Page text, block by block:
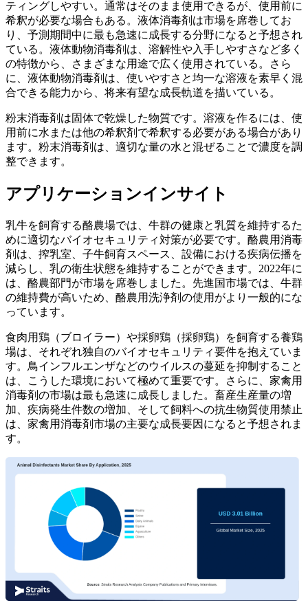
ティングしやすい。通常はそのまま使用できるが、使用前に
希釈が必要な場合もある。液体消毒剤は市場を席巻してお
り、予測期間中に最も急速に成長する分野になると予想され
ている。液体動物消毒剤は、溶解性や入手しやすさなど多く
の特徴から、さまざまな用途で広く使用されている。さら
に、液体動物消毒剤は、使いやすさと均一な溶液を素早く混
合できる能力から、将来有望な成長軌道を描いている。
粉末消毒剤は固体で乾燥した物質です。溶液を作るには、使
用前に水または他の希釈剤で希釈する必要がある場合があり
ます。粉末消毒剤は、適切な量の水と混ぜることで濃度を調
整できます。
アプリケーションインサイト
乳牛を飼育する酪農場では、牛群の健康と乳質を維持するた
めに適切なバイオセキュリティ対策が必要です。酪農用消毒
剤は、搾乳室、子牛飼育スペース、設備における疾病伝播を
減らし、乳の衛生状態を維持することができます。2022年に
は、酪農部門が市場を席巻しました。先進国市場では、牛群
の維持費が高いため、酪農用洗浄剤の使用がより一般的にな
っています。
食肉用鶏（ブロイラー）や採卵鶏（採卵鶏）を飼育する養鶏
場は、それぞれ独自のバイオセキュリティ要件を抱えていま
す。鳥インフルエンザなどのウイルスの蔓延を抑制すること
は、こうした環境において極めて重要です。さらに、家禽用
消毒剤の市場は最も急速に成長しました。畜産生産量の増
加、疾病発生件数の増加、そして飼料への抗生物質使用禁止
は、家禽用消毒剤市場の主要な成長要因になると予想されま
す。